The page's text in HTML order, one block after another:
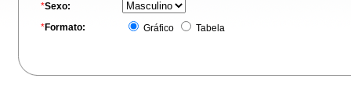
*Sexo:
*Formato: Gráfico Tabela